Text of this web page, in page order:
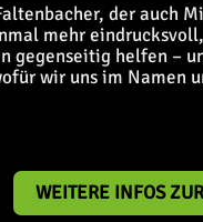
der auch
mehr
helfen –
wir uns im Namen
WEITERE INFOS